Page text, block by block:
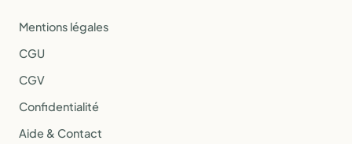
Mentions légales
CGU
CGV
Confidentialité
Aide & Contact